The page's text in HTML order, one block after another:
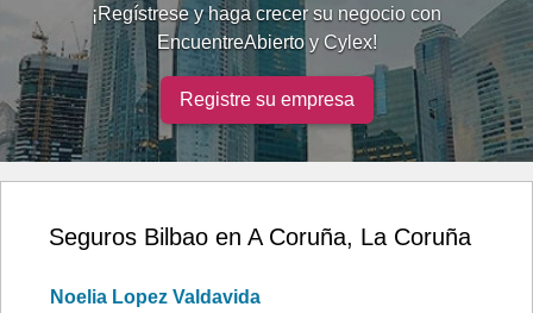
¡Regístrese y haga crecer su negocio con
EncuentreAbierto y Cylex!
Registre su empresa
Seguros Bilbao en A Coruña, La Coruña
Noelia Lopez Valdavida